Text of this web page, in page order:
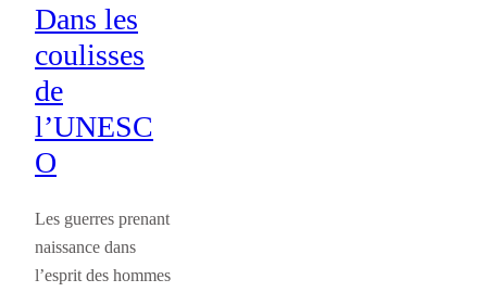
Dans les
coulisses
de
l’UNESC
O
Les guerres prenant
naissance dans
l’esprit des hommes